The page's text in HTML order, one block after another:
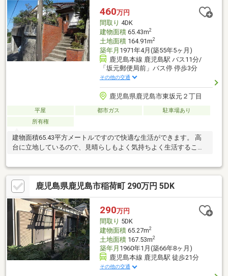
460万円
間取り 4DK
建物面積65.43m2
土地面積164.91m2
築年月 1971年4月(築55年5ヶ月)
鹿児島本線 鹿児島駅 バス11分/
「坂元郵便局前」バス停 停歩3分
その他の交通
鹿児島県鹿児島市東坂元２丁目
平屋 都市ガス
駐車場あり
所有権
建物面積65.43平方メートルですので快適な生活ができます。 高
台に立地しているので、見晴らしもよく気持ちよく生活すること
鹿児島県鹿児島市稲荷町 290万円 5DK
290万円
間取り 5DK
建物面積65.27m2
土地面積167.53m2
築年月 1960年1月(築66年8ヶ月)
鹿児島本線 鹿児島駅 徒歩21分
その他の交通